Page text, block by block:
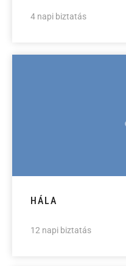
4 napi biztatás
HÁLA
12 napi biztatás